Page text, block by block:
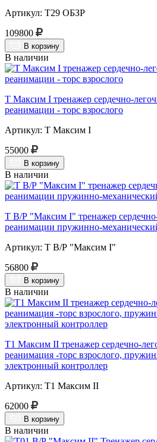
Артикул: Т29 ОБЗР
109800
В корзину
В наличии
Т Максим I тренажер сердечно-
реанимации - торс взрослого
Артикул: Т Максим I
55000
В корзину
В наличии
Т В/Р "Максим I" тренажер
реанимации пружинно-
Артикул: Т В/Р "Максим I"
56800
В корзину
В наличии
Т1 Максим II тренажер сердечно-
реанимация -торс взрослого,
электронный контроллер
Артикул: Т1 Максим II
62000
В корзину
В наличии